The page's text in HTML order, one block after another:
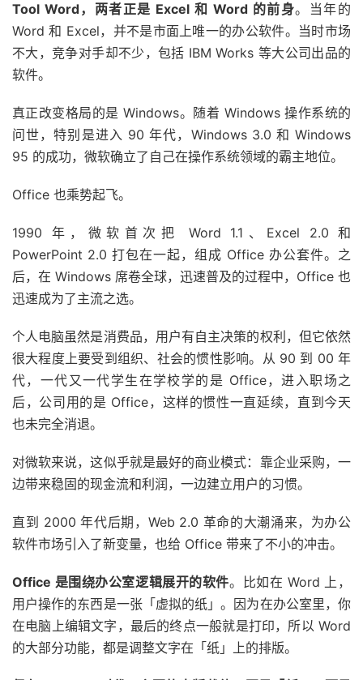
Tool Word，两者正是 Excel 和 Word 的前身。当年的
Word 和 Excel，并不是市面上唯一的办公软件。当时市场
不大，竞争对手却不少，包括 IBM Works 等大公司出品的
软件。
真正改变格局的是 Windows。随着 Windows 操作系统的
问世，特别是进入 90 年代，Windows 3.0 和 Windows
95 的成功，微软确立了自己在操作系统领域的霸主地位。
Office 也乘势起飞。
1990 年，微软首次把 Word 1.1、Excel 2.0 和
PowerPoint 2.0 打包在一起，组成 Office 办公套件。之
后，在 Windows 席卷全球，迅速普及的过程中，Office 也
迅速成为了主流之选。
个人电脑虽然是消费品，用户有自主决策的权利，但它依然
很大程度上要受到组织、社会的惯性影响。从 90 到 00 年
代，一代又一代学生在学校学的是 Office，进入职场之
后，公司用的是 Office，这样的惯性一直延续，直到今天
也未完全消退。
对微软来说，这似乎就是最好的商业模式：靠企业采购，一
边带来稳固的现金流和利润，一边建立用户的习惯。
直到 2000 年代后期，Web 2.0 革命的大潮涌来，为办公
软件市场引入了新变量，也给 Office 带来了不小的冲击。
Office 是围绕办公室逻辑展开的软件。比如在 Word 上，
用户操作的东西是一张「虚拟的纸」。因为在办公室里，你
在电脑上编辑文字，最后的终点一般就是打印，所以 Word
的大部分功能，都是调整文字在「纸」上的排版。